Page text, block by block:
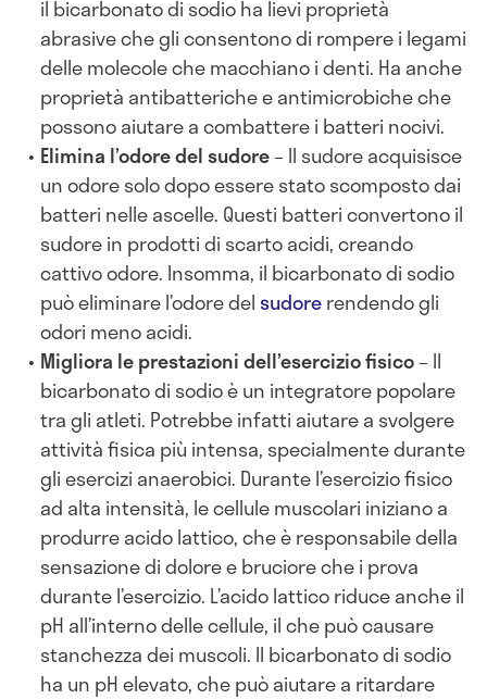
il bicarbonato di sodio ha lievi proprietà
abrasive che gli consentono di rompere i legami
delle molecole che macchiano i denti. Ha anche
proprietà antibatteriche e antimicrobiche che
possono aiutare a combattere i batteri nocivi.
Elimina l’odore del sudore– Il sudore acquisisce
un odore solo dopo essere stato scomposto dai
batteri nelle ascelle. Questi batteri convertono il
sudore in prodotti di scarto acidi, creando
cattivo odore. Insomma, il bicarbonato di sodio
può eliminare l’odore del sudorerendendo gli
odori meno acidi.
Migliora le prestazioni dell’esercizio fisico– Il
bicarbonato di sodio è un integratore popolare
tra gli atleti. Potrebbe infatti aiutare a svolgere
attività fisica più intensa, specialmente durante
gli esercizi anaerobici. Durante l’esercizio fisico
ad alta intensità, le cellule muscolari iniziano a
produrre acido lattico, che è responsabile della
sensazione di dolore e bruciore che i prova
durante l’esercizio. L’acido lattico riduce anche il
pH all’interno delle cellule, il che può causare
stanchezza dei muscoli. Il bicarbonato di sodio
ha un pH elevato, che può aiutare a ritardare